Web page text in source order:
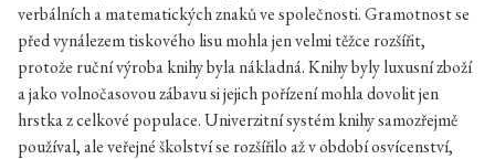
verbálních a matematických znaků ve společnosti. Gramotnost se
před vynálezem tiskového lisu mohla jen velmi těžce rozšířit,
protože ruční výroba knihy byla nákladná. Knihy byly luxusní zboží
a jako volnočasovou zábavu si jejich pořízení mohla dovolit jen
hrstka z celkové populace. Univerzitní systém knihy samozřejmě
používal, ale veřejné školství se rozšířilo až v období osvícenství,